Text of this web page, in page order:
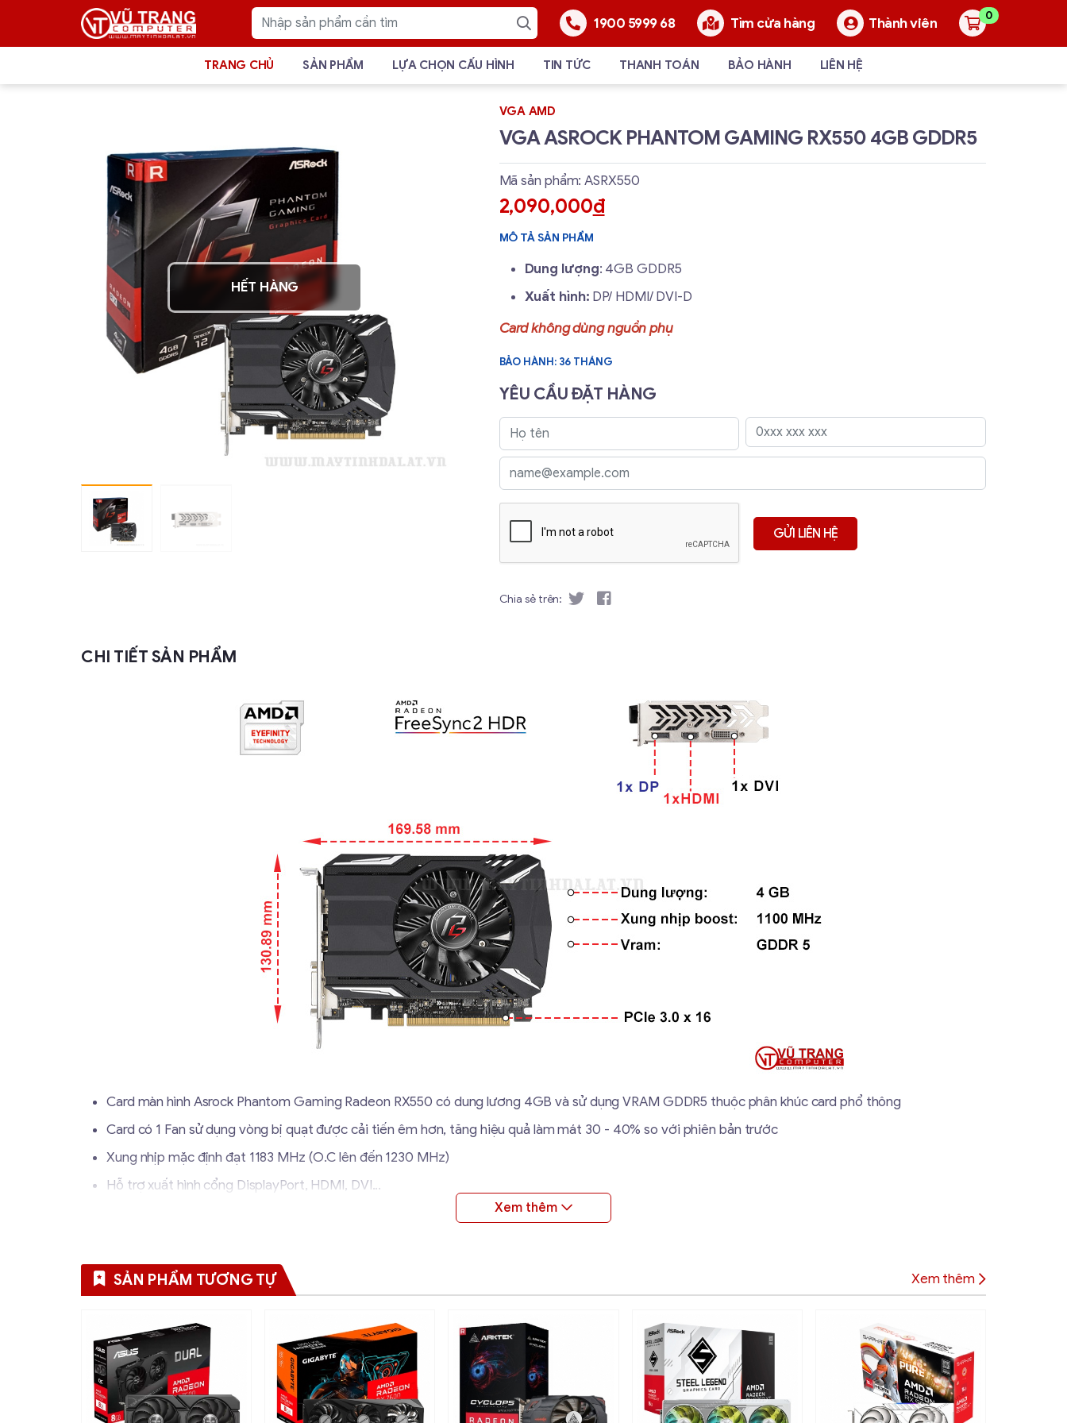
1900 5999 68 Tìm cửa hàng Thành viên 0
TRANG CHỦ SẢN PHẨM LỰA CHỌN CẤU HÌNH TIN TỨC THANH TOÁN BẢO HÀNH LIÊN HỆ
HẾT HÀNG
VGA AMD
VGA ASROCK PHANTOM GAMING RX550 4GB GDDR5
Mã sản phẩm: ASRX550
2,090,000đ
MÔ TẢ SẢN PHẨM
Dung lượng: 4GB GDDR5
Xuất hình: DP/ HDMI/ DVI-D
Card không dùng nguồn phụ
BẢO HÀNH: 36 THÁNG
YÊU CẦU ĐẶT HÀNG
Chia sẻ trên:
CHI TIẾT SẢN PHẨM
Card màn hình Asrock Phantom Gaming Radeon RX550 có dung lương 4GB và sử dụng VRAM GDDR5 thuộc phân khúc card phổ thông
Card có 1 Fan sử dụng vòng bị quạt được cải tiến êm hơn, tăng hiệu quả làm mát 30 - 40% so với phiên bản trước
Xung nhịp mặc định đạt 1183 MHz (O.C lên đến 1230 MHz)
Hỗ trợ xuất hình cổng DisplayPort, HDMI, DVI...
Có thể dễ dàng tinh chỉnh thông số qua phần mềm Phantom Gaming Tweak
Hãng sản xuất Asrock
Engine đồ họa Radeon RX550
SẢN PHẨM TƯƠNG TỰ Xem thêm